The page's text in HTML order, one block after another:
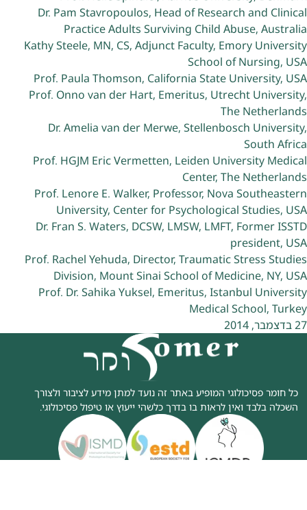
Dr. Pam Stavropoulos, Head of Research and Clinical
Practice Adults Surviving Child Abuse, Australia
Kathy Steele, MN, CS, Adjunct Faculty, Emory University
School of Nursing, USA
Prof. Paula Thomson, California State University, USA
Prof. Onno van der Hart, Emeritus, Utrecht University,
The Netherlands
Dr. Amelia van der Merwe, Stellenbosch University,
South Africa
Prof. HGJM Eric Vermetten, Leiden University Medical
Center, The Netherlands
Prof. Lenore E. Walker, Professor, Nova Southeastern
University, Center for Psychological Studies, USA
Dr. Fran S. Waters, DCSW, LMSW, LMFT, Former ISSTD
president, USA
Prof. Rachel Yehuda, Director, Traumatic Stress Studies
Division, Mount Sinai School of Medicine, NY, USA
Prof. Dr. Sahika Yuksel, Emeritus, Istanbul University
Medical School, Turkey
27 בדצמבר, 2014
כל חומר פסיכולוגי המופיע באתר זה נועד למתן מידע לציבור ולצורך
השכלה בלבד ואין לראות בו בדרך כלשהי ייעוץ או טיפול פסיכולוגי.